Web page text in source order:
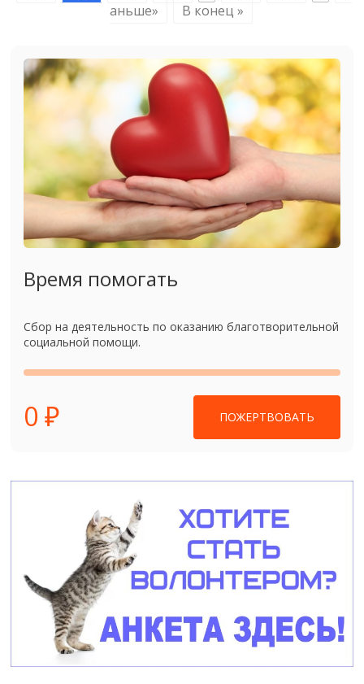
аньше»
В конец »
Время помогать
Сбор на деятельность по оказанию благотворительной
социальной помощи.
0 ₽ ПОЖЕРТВОВАТЬ